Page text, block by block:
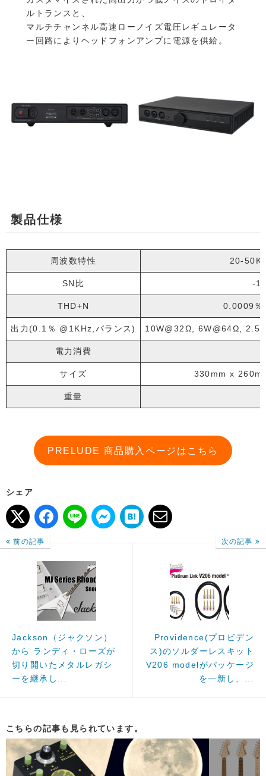
ルトランスと、
マルチチャンネル高速ローノイズ電圧レギュレータ
ー回路によりヘッドフォンアンプに電源を供給。
製品仕様
周波数特性 20-
SN比 -
THD+N 0.0009％
出力(0.1％ @1KHz,バランス) 10W@32Ω, 6W@64Ω,
電力消費
サイズ 330mm x
重量
PRELUDE 商品購入ページはこちら
シェア
前の記事
Jackson（ジャクソン）
から ランディ・ローズが
切り開いたメタルレガシ
ーを継承し...
次の記事
Providence(プロビデン
ス)のソルダーレスキット
V206 modelがパッケージ
を一新し、...
こちらの記事も見られています。